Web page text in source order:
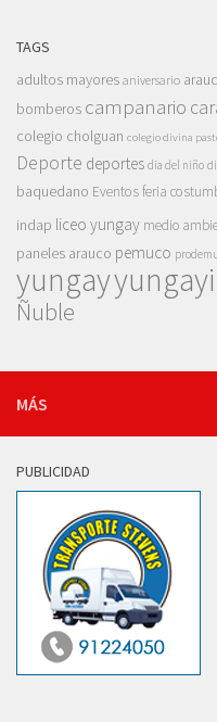
TAGS
adultos mayores aniversario
bomberos campanario
colegio cholguan colegio divina
Deporte deportes dia del niño
baquedano Eventosferia
indap liceo yungay medio
paneles arauco pemuco prodemu
yungay
Ñuble
MÁS
PUBLICIDAD